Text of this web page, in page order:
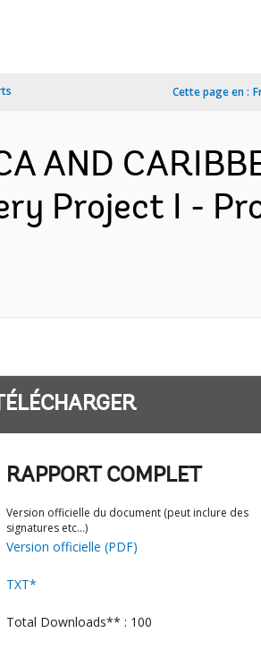
Cette page en :
AND
Project I -
RAPPORT COMPLET
Version officielle du document (peut inclure des
signatures etc…)
Version officielle (PDF)
TXT*
Total Downloads** : 100